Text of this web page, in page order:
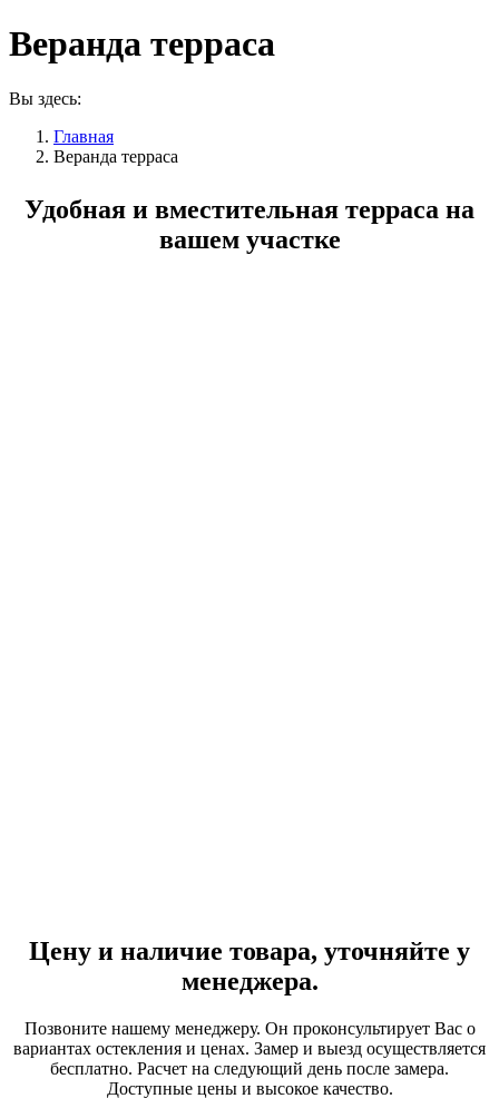
Веранда терраса
Вы здесь:
Главная
Веранда терраса
Удобная и вместительная терраса на
вашем участке
Цену и наличие товара, уточняйте у
менеджера.
Позвоните нашему менеджеру. Он проконсультирует Вас о
вариантах остекления и ценах. Замер и выезд осуществляется
бесплатно. Расчет на следующий день после замера.
Доступные цены и высокое качество.